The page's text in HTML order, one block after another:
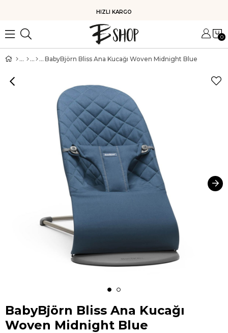
HIZLI KARGO
0
BabyBjörn Bliss Ana Kucağı Woven Midnight Blue
BabyBjörn Bliss Ana Kucağı
Woven Midnight Blue